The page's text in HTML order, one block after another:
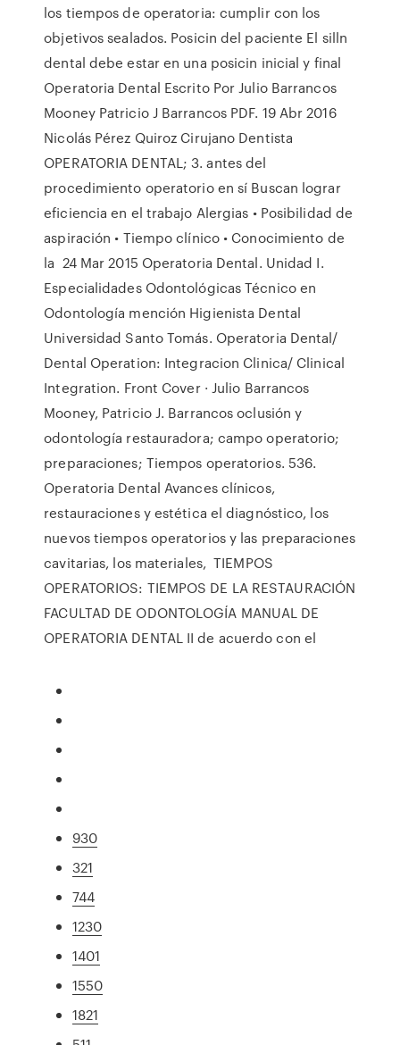
los tiempos de operatoria: cumplir con los
objetivos sealados. Posicin del paciente El silln
dental debe estar en una posicin inicial y final
Operatoria Dental Escrito Por Julio Barrancos
Mooney Patricio J Barrancos PDF. 19 Abr 2016
Nicolás Pérez Quiroz Cirujano Dentista
OPERATORIA DENTAL; 3. antes del
procedimiento operatorio en sí Buscan lograr
eﬁciencia en el trabajo Alergias • Posibilidad de
aspiración • Tiempo clínico • Conocimiento de
la 24 Mar 2015 Operatoria Dental. Unidad I.
Especialidades Odontológicas Técnico en
Odontología mención Higienista Dental
Universidad Santo Tomás. Operatoria Dental/
Dental Operation: Integracion Clinica/ Clinical
Integration. Front Cover · Julio Barrancos
Mooney, Patricio J. Barrancos oclusión y
odontología restauradora; campo operatorio;
preparaciones; Tiempos operatorios. 536.
Operatoria Dental Avances clínicos,
restauraciones y estética el diagnóstico, los
nuevos tiempos operatorios y las preparaciones
cavitarias, los materiales, TIEMPOS
OPERATORIOS: TIEMPOS DE LA RESTAURACIÓN
FACULTAD DE ODONTOLOGÍA MANUAL DE
OPERATORIA DENTAL II de acuerdo con el
930
321
744
1230
1401
1550
1821